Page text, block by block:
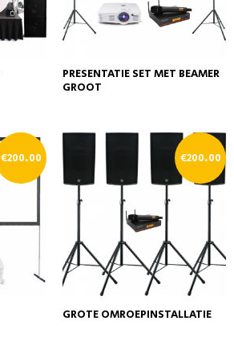
PRESENTATIE SET MET BEAMER
GROOT
€200.00
GROTE OMROEPINSTALLATIE
€200.00